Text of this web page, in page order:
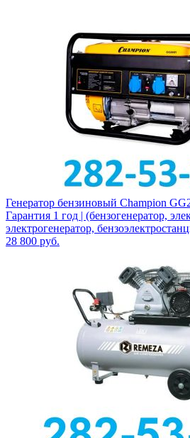
Генератор бензиновый Champion
Гарантия 1 год | (бензогенератор,
электрогенератор,
28 800 руб.